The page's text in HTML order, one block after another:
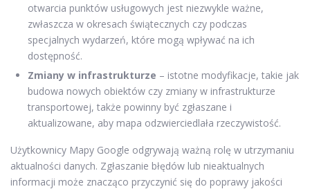
otwarcia punktów usługowych jest niezwykle ważne,
zwłaszcza w okresach świątecznych czy podczas
specjalnych wydarzeń, które mogą wpływać na ich
dostępność.
Zmiany w infrastrukturze – istotne modyfikacje, takie jak
budowa nowych obiektów czy zmiany w infrastrukturze
transportowej, także powinny być zgłaszane i
aktualizowane, aby mapa odzwierciedlała rzeczywistość.
Użytkownicy Mapy Google odgrywają ważną rolę w utrzymaniu
aktualności danych. Zgłaszanie błędów lub nieaktualnych
informacji może znacząco przyczynić się do poprawy jakości